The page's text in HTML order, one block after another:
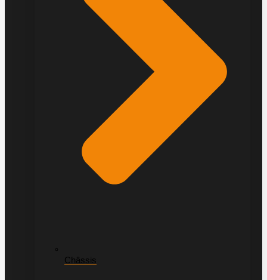
Châssis